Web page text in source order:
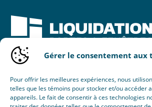
Gérer le consentement aux
Pour offrir les meilleures expériences, nous
telles que les témoins pour stocker et/ou accéder
appareils. Le fait de consentir à ces technologies
Une initiative de :